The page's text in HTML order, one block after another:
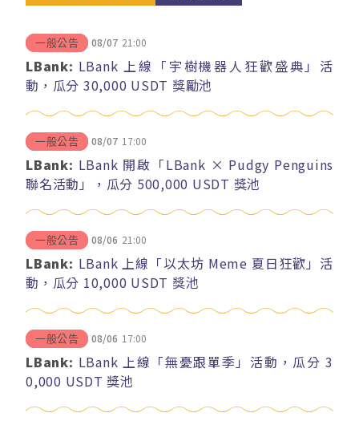
一般公告 08/07 21:00
LBank: LBank 上線「宇樹機器人狂歡盛典」活
動，瓜分 30,000 USDT 獎勵池
一般公告 08/07 17:00
LBank: LBank 開啟「LBank × Pudgy Penguins
聯名活動」，瓜分 500,000 USDT 獎池
一般公告 08/06 21:00
LBank: LBank 上線「以太坊 Meme 夏日狂歡」活
動，瓜分 10,000 USDT 獎池
一般公告 08/06 17:00
LBank: LBank 上線「無憂跟單季」活動，瓜分 3
0,000 USDT 獎池